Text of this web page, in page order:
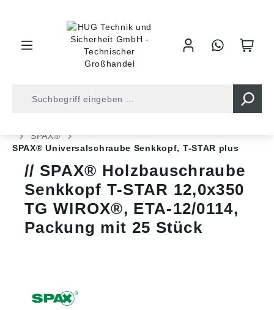
SPAX®
SPAX® Universalschraube Senkkopf, T-STAR plus
SPAX® Holzbauschraube
Senkkopf T-STAR 12,0x350
TG WIROX®, ETA-12/0114,
Packung mit 25 Stück